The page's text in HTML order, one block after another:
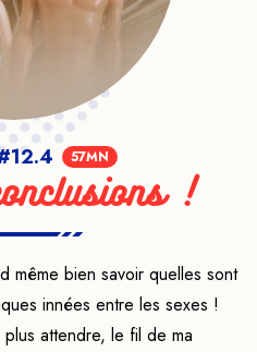
57MN
!
même bien savoir quelles sont
innées entre les sexes !
attendre, le fil de ma